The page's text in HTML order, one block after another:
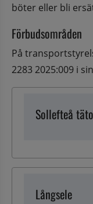
böter eller bli
Förbudsområden
På
2283 2025:009 i
Sollefteå
Långsele